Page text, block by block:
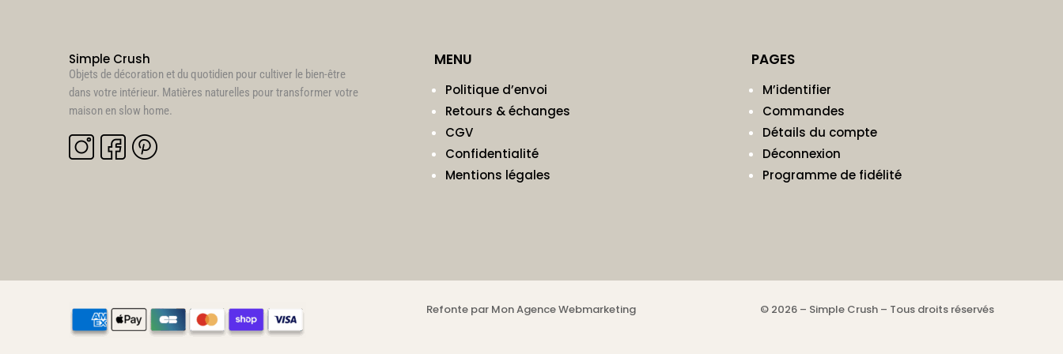
Simple Crush
Objets de décoration et du quotidien pour cultiver le bien-être
dans votre intérieur. Matières naturelles pour transformer votre
maison en slow home.
MENU
Politique d’envoi
Retours & échanges
CGV
Confidentialité
Mentions légales
PAGES
M’identifier
Commandes
Détails du compte
Déconnexion
Programme de fidélité
Refonte par Mon Agence Webmarketing © 2026 – Simple Crush – Tous droits réservés